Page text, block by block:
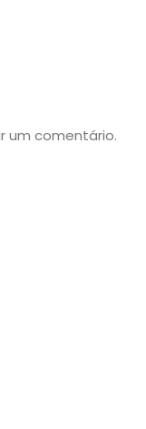
um comentário.